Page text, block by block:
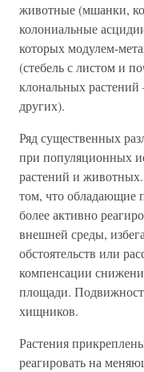
животные (мшанки,
колониальные
которых модулем-
(стебель с листом и
клональных растений
других).
Ряд существенных
при популяционных
растений и животных.
том, что обладающие
более активно
внешней среды,
обстоятельств или
компенсации
площади.
хищников.
Растения
реагировать на